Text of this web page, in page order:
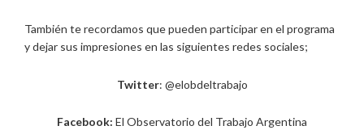
También te recordamos que pueden participar en el programa
y dejar sus impresiones en las siguientes redes sociales;
Twitter: @elobdeltrabajo
Facebook: El Observatorio del Trabajo Argentina